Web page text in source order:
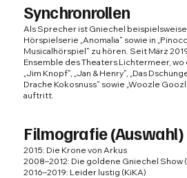
Synchronrollen
Als Sprecher ist Gniechel
Hörspielserie „Anomalia“ sowie in
Musicalhörspiel“ zu hören. Seit März
Ensemble des Theaters Lichtermeer,
„Jim Knopf“, „Jan & Henry“, „Das
Drache Kokosnuss“ sowie „Woozle
auftritt.
Filmografie (Auswahl)
2015: Die Krone von Arkus
2008–2012: Die goldene Gniechel Show
2016–2019: Leider lustig (KiKA)